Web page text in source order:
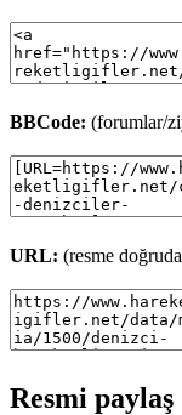
BBCode: (forumlar/
URL: (resme
Resmi paylaş